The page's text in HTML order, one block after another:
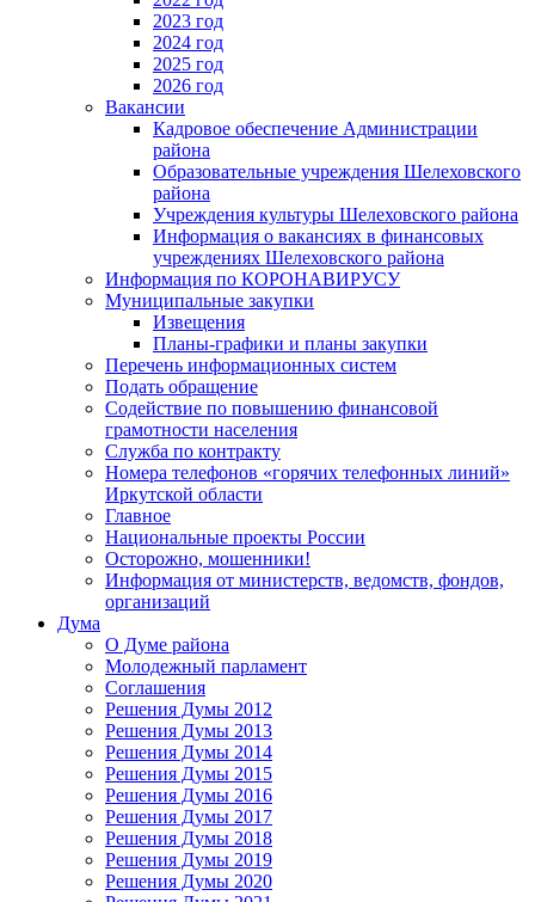
2023 год
2024 год
2025 год
2026 год
Вакансии
Кадровое обеспечение Администрации
района
Образовательные учреждения Шелеховского
района
Учреждения культуры Шелеховского района
Информация о вакансиях в финансовых
учреждениях Шелеховского района
Информация по КОРОНАВИРУСУ
Муниципальные закупки
Извещения
Планы-графики и планы закупки
Перечень информационных систем
Подать обращение
Содействие по повышению финансовой
грамотности населения
Служба по контракту
Номера телефонов «горячих телефонных линий»
Иркутской области
Главное
Национальные проекты России
Осторожно, мошенники!
Информация от министерств, ведомств, фондов,
организаций
Дума
О Думе района
Молодежный парламент
Соглашения
Решения Думы 2012
Решения Думы 2013
Решения Думы 2014
Решения Думы 2015
Решения Думы 2016
Решения Думы 2017
Решения Думы 2018
Решения Думы 2019
Решения Думы 2020